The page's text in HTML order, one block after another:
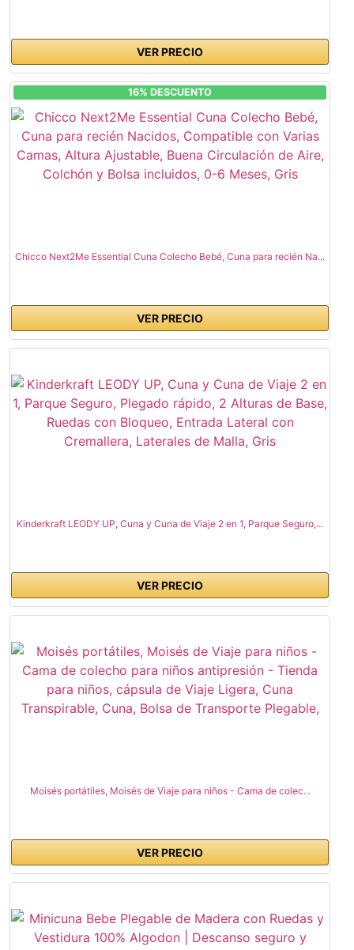
VER PRECIO
16% DESCUENTO
Chicco Next2Me Essential Cuna Colecho Bebé, Cuna para recién Na...
VER PRECIO
Kinderkraft LEODY UP, Cuna y Cuna de Viaje 2 en 1, Parque Seguro,...
VER PRECIO
Moisés portátiles, Moisés de Viaje para niños - Cama de colec...
VER PRECIO